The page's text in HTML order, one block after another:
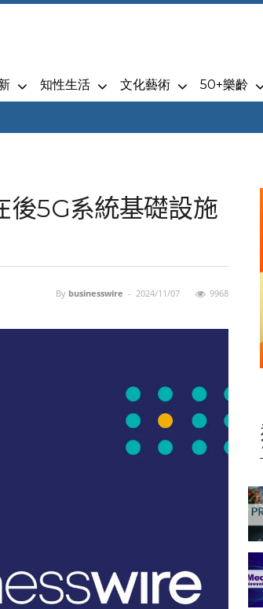
知性生活 文化藝術 50+樂齡
5G系統基礎設施
By businesswire - 2024/11/07 9968